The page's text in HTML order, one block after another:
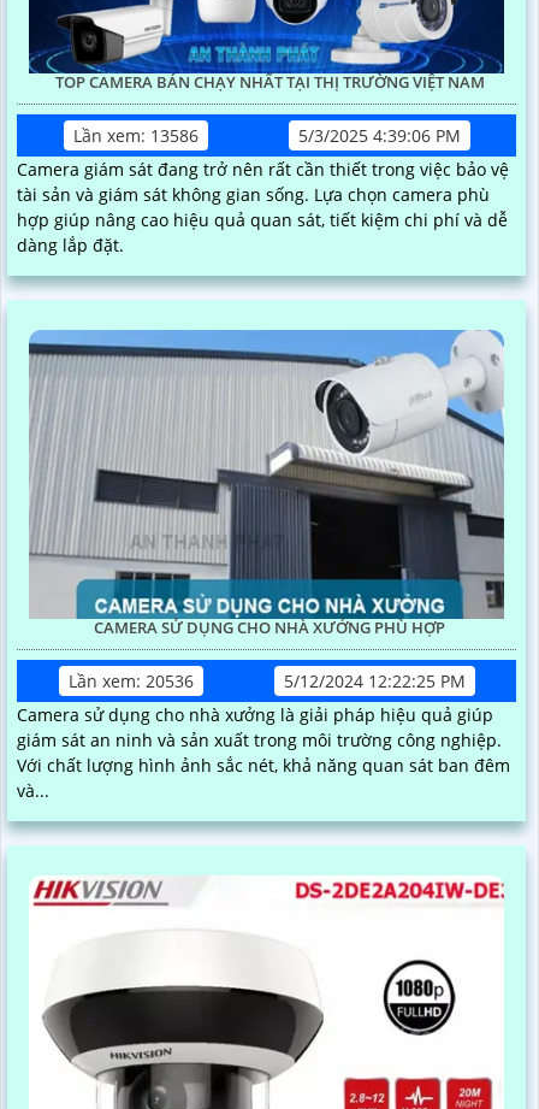
TOP CAMERA BÁN CHẠY NHẤT TẠI THỊ TRƯỜNG VIỆT NAM
Lần xem: 13586
5/3/2025 4:39:06 PM
Camera giám sát đang trở nên rất cần thiết trong việc bảo vệ
tài sản và giám sát không gian sống. Lựa chọn camera phù
hợp giúp nâng cao hiệu quả quan sát, tiết kiệm chi phí và dễ
dàng lắp đặt.
CAMERA SỬ DỤNG CHO NHÀ XƯỞNG PHÙ HỢP
Lần xem: 20536
5/12/2024 12:22:25 PM
Camera sử dụng cho nhà xưởng là giải pháp hiệu quả giúp
giám sát an ninh và sản xuất trong môi trường công nghiệp.
Với chất lượng hình ảnh sắc nét, khả năng quan sát ban đêm
và...